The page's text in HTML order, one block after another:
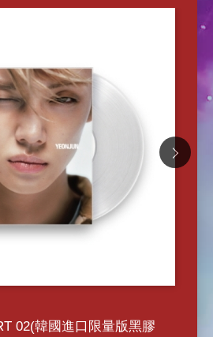
02(韓國進口限量版黑膠